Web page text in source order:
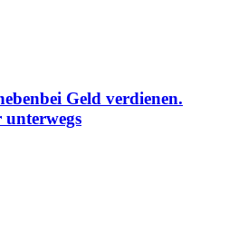
Geld verdienen.
unterwegs